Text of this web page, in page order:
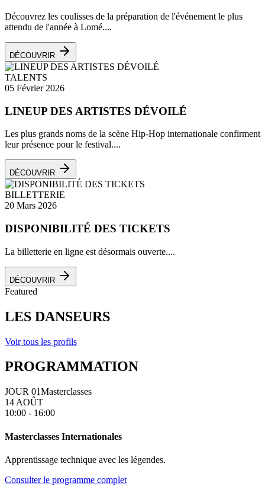
Découvrez les coulisses de la préparation de l'événement le plus
attendu de l'année à Lomé....
DÉCOUVRIR
TALENTS
05 Février 2026
LINEUP DES ARTISTES DÉVOILÉ
Les plus grands noms de la scène Hip-Hop internationale confirment
leur présence pour le festival....
DÉCOUVRIR
BILLETTERIE
20 Mars 2026
DISPONIBILITÉ DES TICKETS
La billetterie en ligne est désormais ouverte....
DÉCOUVRIR
Featured
LES DANSEURS
Voir tous les profils
PROGRAMMATION
JOUR 01Masterclasses
14 AOÛT
10:00 - 16:00
Masterclasses Internationales
Apprentissage technique avec les légendes.
Consulter le programme complet